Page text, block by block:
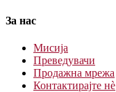
За нас
Мисија
Преведувачи
Продажна мрежа
Контактирајте нè